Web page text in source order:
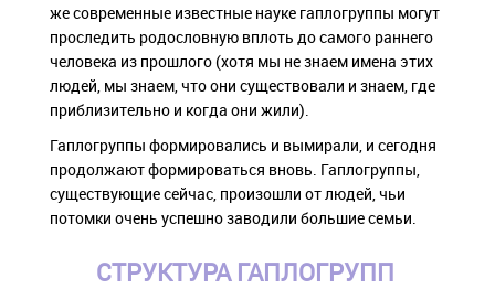
же современные известные науке гаплогруппы могут
проследить родословную вплоть до самого раннего
человека из прошлого (хотя мы не знаем имена этих
людей, мы знаем, что они существовали и знаем, где
приблизительно и когда они жили).
Гаплогруппы формировались и вымирали, и сегодня
продолжают формироваться вновь. Гаплогруппы,
существующие сейчас, произошли от людей, чьи
потомки очень успешно заводили большие семьи.
СТРУКТУРА ГАПЛОГРУПП